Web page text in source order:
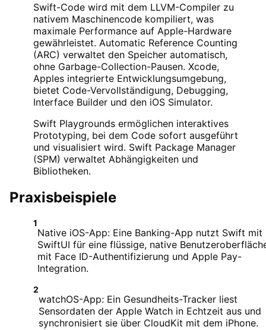
Swift-Code wird mit dem LLVM-Compiler zu
nativem Maschinencode kompiliert, was
maximale Performance auf Apple-Hardware
gewährleistet. Automatic Reference Counting
(ARC) verwaltet den Speicher automatisch,
ohne Garbage-Collection-Pausen. Xcode,
Apples integrierte Entwicklungsumgebung,
bietet Code-Vervollständigung, Debugging,
Interface Builder und den iOS Simulator.
Swift Playgrounds ermöglichen interaktives
Prototyping, bei dem Code sofort ausgeführt
und visualisiert wird. Swift Package Manager
(SPM) verwaltet Abhängigkeiten und
Bibliotheken.
Praxisbeispiele
1
Native iOS-App: Eine Banking-App nutzt Swift mit
SwiftUI für eine flüssige, native
mit Face ID-Authentifizierung und Apple Pay-
Integration.
2
watchOS-App: Ein Gesundheits-Tracker liest
Sensordaten der Apple Watch in Echtzeit aus und
synchronisiert sie über CloudKit mit dem iPhone.